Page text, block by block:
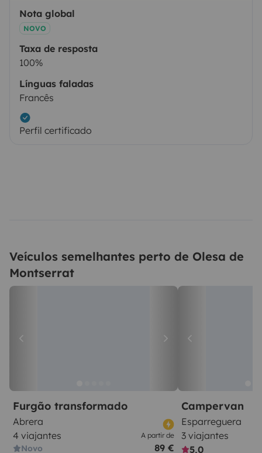
Nota global
NOVO
Taxa de resposta
100%
Línguas faladas
Francês
Perfil certificado
Veículos semelhantes perto de Olesa de
Montserrat
Furgão transformado
Abrera
4 viajantes
Novo
A partir de
89 €
Campervan
Esparreguera
3 viajantes
5,0